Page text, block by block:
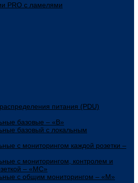
PRO с ламелями
питания (PDU)
базовые – «В»
базовый с локальным
с мониторингом каждой розетки –
с мониторингом, контролем и
– «МС»
с общим мониторингом – «М»